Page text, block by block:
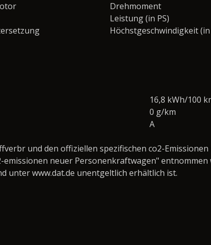
Drehmoment
Leistung (in PS)
Höchstgeschwindigkeit
16,8 kWh/100
0 g/km
A
und den offiziellen spezifischen co2-
neuer Personenkraftwagen"
unter www.dat.de unentgeltlich erhältlich ist.